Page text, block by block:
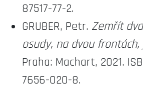
87517-77-2.
GRUBER, Petr. Zemřít
osudy, na dvou
Praha: Machart, 2021.
7656-020-8.